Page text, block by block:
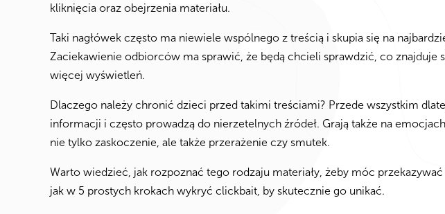
kliknięcia oraz obejrzenia materiału.
Taki nagłówek często ma niewiele wspólnego z treścią i skupia się na
Zaciekawienie odbiorców ma sprawić, że będą chcieli sprawdzić, co znajduje
więcej wyświetleń.
Dlaczego należy chronić dzieci przed takimi treściami? Przede wszystkim
informacji i często prowadzą do nierzetelnych źródeł. Grają także na
nie tylko zaskoczenie, ale także przerażenie czy smutek.
Warto wiedzieć, jak rozpoznać tego rodzaju materiały, żeby móc
jak w 5 prostych krokach wykryć clickbait, by skutecznie go unikać.